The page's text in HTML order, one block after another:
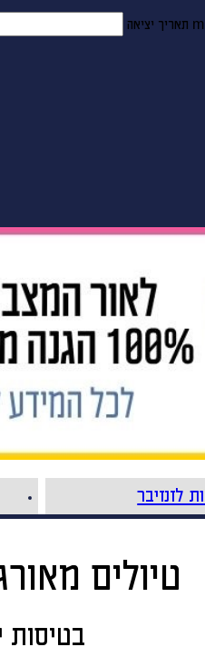
תאריך יציאה
לזנזיבר
טיולים
בטיסות